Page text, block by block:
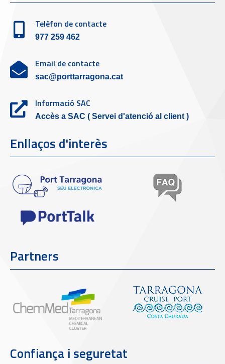
Telèfon de contacte
977 259 462
Email de contacte
sac@porttarragona.cat
Informació SAC
Accès a SAC ( Servei d'atenció al client )
Enllaços d'interès
Partners
Confiança i seguretat